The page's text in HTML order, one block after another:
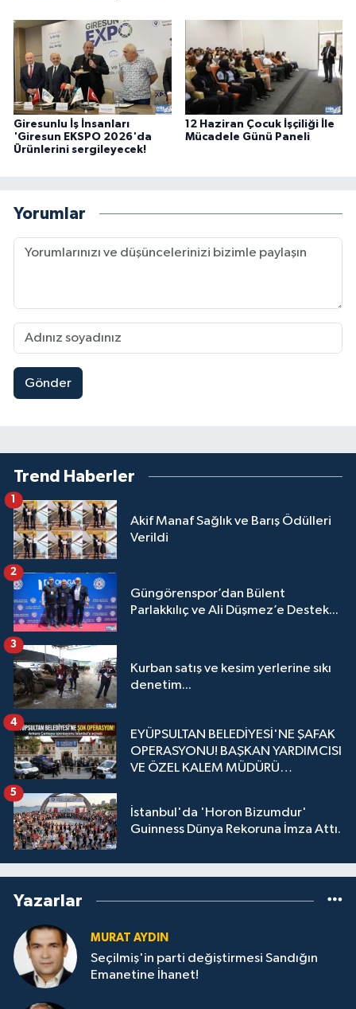
Giresunlu İş İnsanları
'Giresun EKSPO 2026'da
Ürünlerini sergileyecek!
12 Haziran Çocuk İşçiliği İle
Mücadele Günü Paneli
Yorumlar
Gönder
Trend Haberler
Akif Manaf Sağlık ve Barış Ödülleri
Verildi
1
Güngörenspor’dan Bülent
Parlakkılıç ve Ali Düşmez’e Destek...
2
Kurban satış ve kesim yerlerine sıkı
denetim...
3
EYÜPSULTAN BELEDİYESİ'NE ŞAFAK
OPERASYONU! BAŞKAN YARDIMCISI
VE ÖZEL KALEM MÜDÜRÜ
4
İstanbul'da 'Horon Bizumdur'
Guinness Dünya Rekoruna İmza Attı.
5
Yazarlar
MURAT AYDIN
Seçilmiş'in parti değiştirmesi Sandığın
Emanetine İhanet!